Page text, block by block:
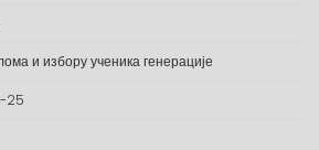
и избору ученика генерације
25